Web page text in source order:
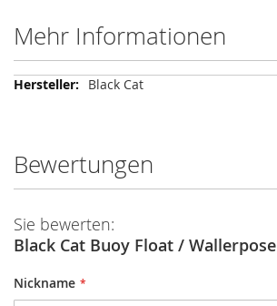
Mehr Informationen
Mehr
Black Cat
Bewertungen
Sie bewerten:
Black Cat Buoy Float / Wallerpose
Nickname